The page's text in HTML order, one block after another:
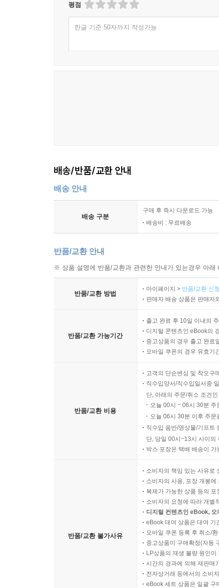
평점
한글 기준 50자까지 작성가능
배송/반품/교환 안내
배송 안내
배송 구분
구매 후 즉시 다운로드 가능
배송비 : 무료배송
반품/교환 안내
※ 상품 설명에 반품/교환과 관련한 안내가 있는경우 아
반품/교환 방법
마이페이지 > 반품/교환 신
판매자 배송 상품은 판매자
반품/교환 가능기간
출고 완료 후 10일 이내의
디지털 콘텐츠인 eBook의
중고상품의 경우 출고 완료
모바일 쿠폰의 경우 유효기
반품/교환 비용
고객의 단순변심 및 착오구
직수입양서/직수입일서중
단, 아래의 주문/취소 조건
오늘 00시 ~ 06시 30분
오늘 06시 30분 이후 주
직수입 음반/영상물/기프트
단, 당일 00시~13시 사이의
박스 포장은 택배 배송이
반품/교환 불가사유
소비자의 책임 있는 사유로
소비자의 사용, 포장 개봉
복제가 가능한 상품 등의
소비자의 요청에 따라 개별
디지털 컨텐츠인 eBook,
eBook 대여 상품은 대여 기
모바일 쿠폰 등록 후 취소/
중고상품이 구매확정(자동
LP상품의 재생 불량 원인
시간의 경과에 의해 재판매
전자상거래 등에서의 소비
eBook 세트 상품은 일괄 구